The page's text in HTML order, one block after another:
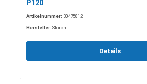
P120
Artikelnummer: 30475812
Hersteller: Storch
Details